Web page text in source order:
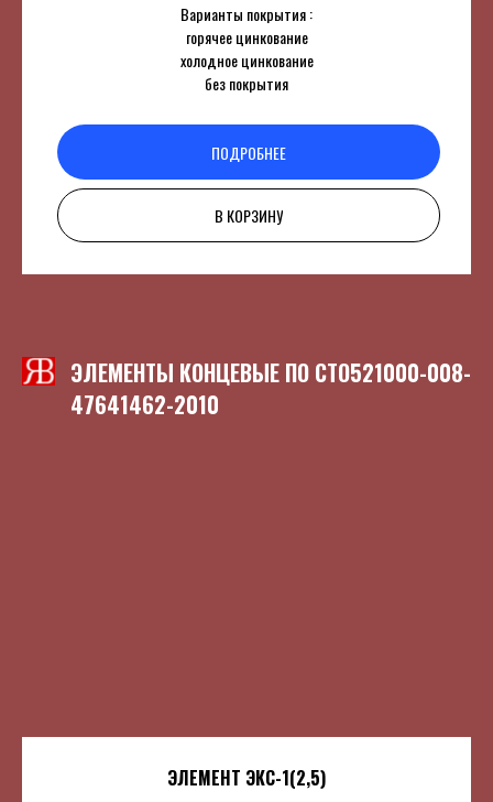
Варианты покрытия :
горячее цинкование
холодное цинкование
без покрытия
ПОДРОБНЕЕ
В КОРЗИНУ
ЭЛЕМЕНТЫ КОНЦЕВЫЕ ПО СТО521000-008-
47641462-2010
ЭЛЕМЕНТ ЭКС-1(2,5)